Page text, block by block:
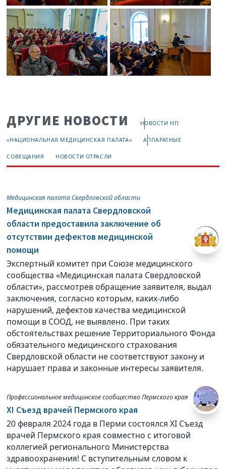
ДРУГИЕ НОВОСТИ НОВОСТИ НП
«НАЦИОНАЛЬНАЯ МЕДИЦИНСКАЯ ПАЛАТА» АППАРАТНЫЕ
СОВЕЩАНИЯ НОВОСТИ ОТРАСЛИ
Медицинская палата Свердловской области
Медицинская палата Свердловской
области предоставила заключение об
отсутствии дефектов медицинской
помощи
Экспертный комитет при Союзе медицинского
сообщества «Медицинская палата Свердловской
области», рассмотрев обращение заявителя, выдал
заключения, согласно которым, каких-либо
нарушений, дефектов качества медицинской
помощи в СООД, не выявлено. При таких
обстоятельствах решение Территориального Фонда
обязательного медицинского страхования
Свердловской области не соответствуют закону и
нарушает права и законные интересы заявителя.
Профессиональное медицинское сообщество Пермского края
ХI Съезд врачей Пермского края
20 февраля 2024 года в Перми состоялся ХI Съезд
врачей Пермского края совместно с итоговой
коллегией регионального Министерства
здравоохранения! С вступительным словом к